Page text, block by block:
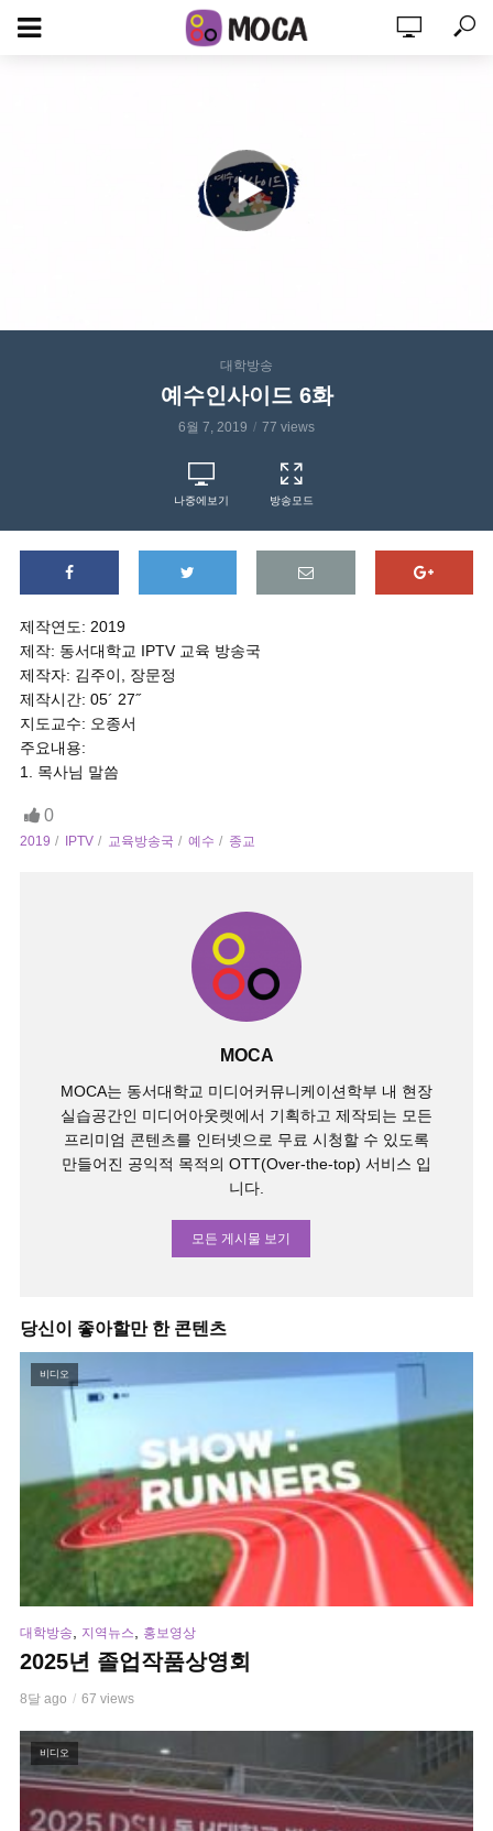
대학방송
예수인사이드 6화
6월 7, 2019 77 views
나중에보기 방송모드
제작연도: 2019
제작: 동서대학교 IPTV 교육 방송국
제작자: 김주이, 장문정
제작시간: 05´ 27˝
지도교수: 오종서
주요내용:
1. 목사님 말씀
0
2019 IPTV 교육방송국 예수 종교
MOCA
MOCA는 동서대학교 미디어커뮤니케이션학부 내 현장
실습공간인 미디어아웃렛에서 기획하고 제작되는 모든
프리미엄 콘텐츠를 인터넷으로 무료 시청할 수 있도록
만들어진 공익적 목적의 OTT(Over-the-top) 서비스 입
니다.
모든 게시물 보기
당신이 좋아할만 한 콘텐츠
비디오
대학방송 지역뉴스 홍보영상
2025년 졸업작품상영회
8달 ago 67 views
비디오